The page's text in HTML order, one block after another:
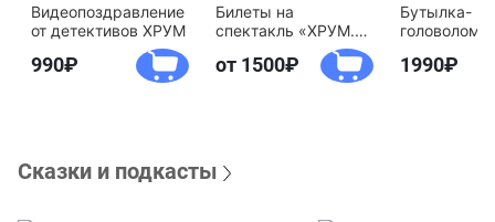
Видеопоздравление
от детективов ХРУМ
990
Билеты на
спектакль «ХРУМ.
Осторожно, Чудо-
Юдо!»
от 1500
Бутылка-
агентство
1990
Сказки и подкасты